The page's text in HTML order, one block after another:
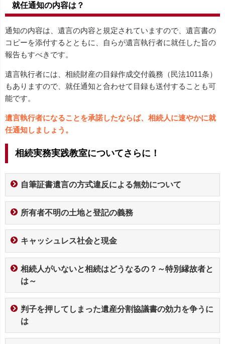
就任通知の内容は？
通知の内容は、遺言の内容と規定されていますので、遺言書の
コピーを添付するとともに、自らが遺言執行者に就任した旨の
報告もすべきです。
遺言執行者には、相続財産の目録作成交付義務（民法1011条）
もありますので、就任通知と合わせて目録も送付することも可
能です。
遺言執行者になることを承諾したならば、相続人に速やかに就
任通知しましょう。
相続実務実践教室についてさらに！
自筆証書遺言の方式違反による無効について
所有者不明の土地と登記の義務
キャッシュレス社会と現金
相続人がいないと相続はどうなるの？～特別縁故者と
は～
判子を押してしまった遺産分割協議書の効力を争うに
は